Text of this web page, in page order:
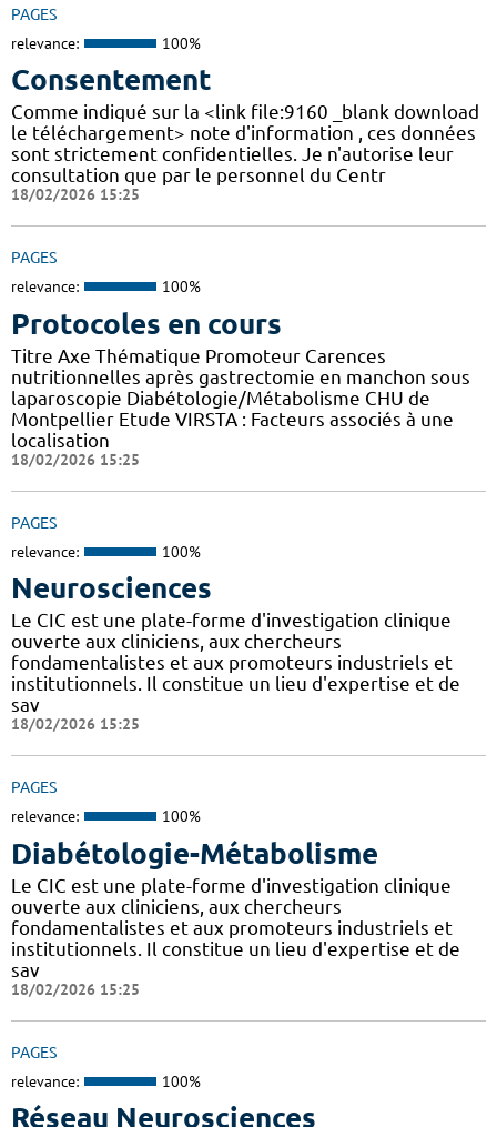
PAGES
relevance: 100%
Consentement
Comme indiqué sur la <link file:9160 _blank download
le téléchargement> note d'information , ces données
sont strictement confidentielles. Je n'autorise leur
consultation que par le personnel du Centr
18/02/2026 15:25
PAGES
relevance: 100%
Protocoles en cours
Titre Axe Thématique Promoteur Carences
nutritionnelles après gastrectomie en manchon sous
laparoscopie Diabétologie/Métabolisme CHU de
Montpellier Etude VIRSTA : Facteurs associés à une
localisation
18/02/2026 15:25
PAGES
relevance: 100%
Neurosciences
Le CIC est une plate-forme d'investigation clinique
ouverte aux cliniciens, aux chercheurs
fondamentalistes et aux promoteurs industriels et
institutionnels. Il constitue un lieu d'expertise et de
sav
18/02/2026 15:25
PAGES
relevance: 100%
Diabétologie-Métabolisme
Le CIC est une plate-forme d'investigation clinique
ouverte aux cliniciens, aux chercheurs
fondamentalistes et aux promoteurs industriels et
institutionnels. Il constitue un lieu d'expertise et de
sav
18/02/2026 15:25
PAGES
relevance: 100%
Réseau Neurosciences